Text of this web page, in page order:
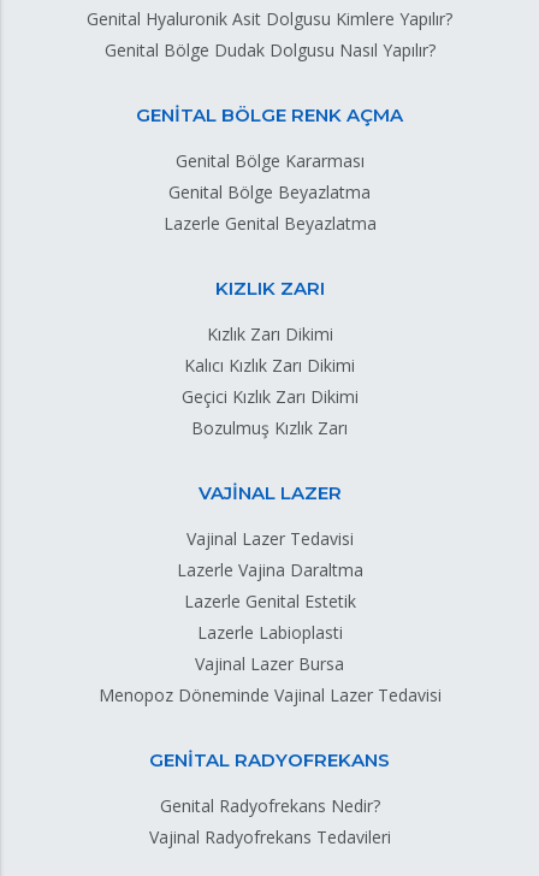
Genital Hyaluronik Asit Dolgusu Kimlere Yapılır?
Genital Bölge Dudak Dolgusu Nasıl Yapılır?
GENİTAL BÖLGE RENK AÇMA
Genital Bölge Kararması
Genital Bölge Beyazlatma
Lazerle Genital Beyazlatma
KIZLIK ZARI
Kızlık Zarı Dikimi
Kalıcı Kızlık Zarı Dikimi
Geçici Kızlık Zarı Dikimi
Bozulmuş Kızlık Zarı
VAJİNAL LAZER
Vajinal Lazer Tedavisi
Lazerle Vajina Daraltma
Lazerle Genital Estetik
Lazerle Labioplasti
Vajinal Lazer Bursa
Menopoz Döneminde Vajinal Lazer Tedavisi
GENİTAL RADYOFREKANS
Genital Radyofrekans Nedir?
Vajinal Radyofrekans Tedavileri